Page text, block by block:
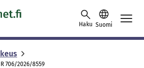
Haku Suomi
706/2026/8559